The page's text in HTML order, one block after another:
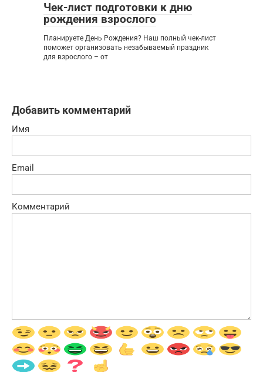
Чек-лист подготовки к дню
рождения взрослого
Планируете День Рождения? Наш полный чек-лист
поможет организовать незабываемый праздник
для взрослого – от
Добавить комментарий
Имя
Email
Комментарий